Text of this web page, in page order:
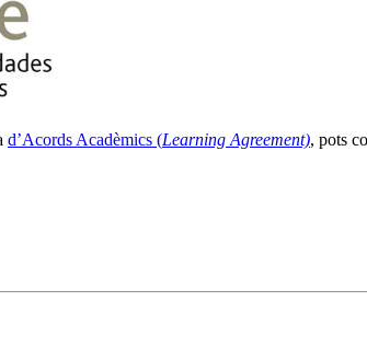
d’Acords Acadèmics (Learning Agreement), pots